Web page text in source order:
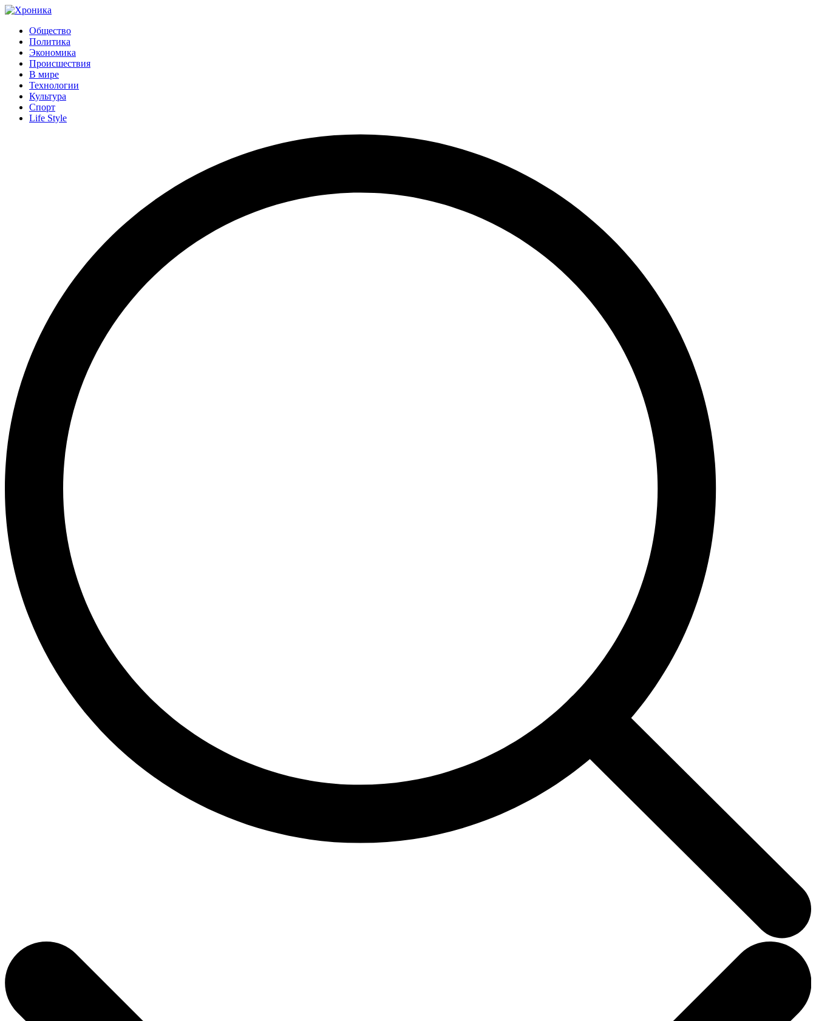
Общество
Политика
Экономика
Происшествия
В мире
Технологии
Культура
Спорт
Life Style